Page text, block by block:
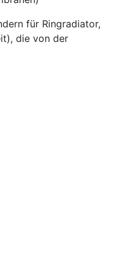
für Ringradiator,
die von der